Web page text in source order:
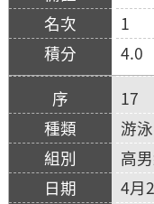
1
4.0
17
游泳
高
4月